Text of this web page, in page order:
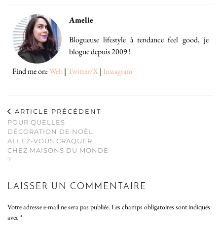
Amelie
Blogueuse lifestyle à tendance feel good, je
blogue depuis 2009 !
Find me on:Web|Twitter/X| Instagram
ARTICLE PRÉCÉDENT
POUR QUELLES
DÉCORATION DE NOËL
ALLEZ-VOUS CRAQUER
CHEZ MAISONS DU MONDE
?
LAISSER UN COMMENTAIRE
Votre adresse e-mail ne sera pas publiée.Les champs obligatoires sont indiqués
avec *